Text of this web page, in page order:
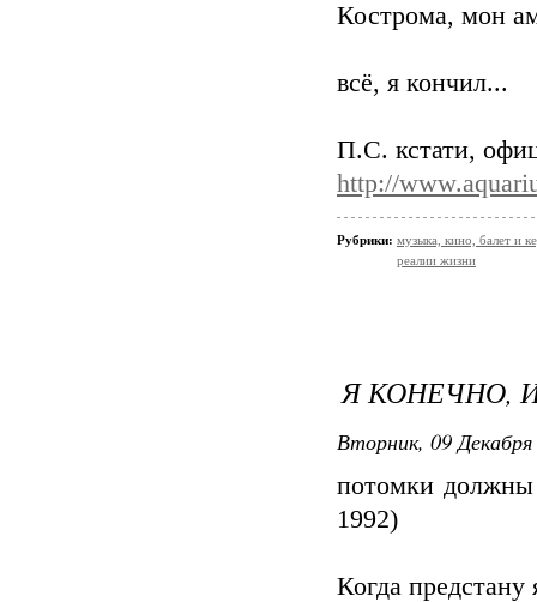
Кострома, мон
всё, я кончил...
П.С. кстати,
http://
Рубрики: музыка, кино, балет и
реалии жизни
Я КОНЕЧНО,
Вторник, 09
потомки должны
1992)
Когда предстану